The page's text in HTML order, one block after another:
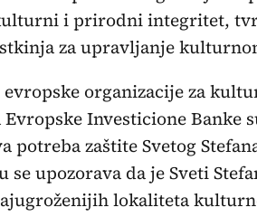
i prirodni integritet,
za upravljanje
organizacije za
Investicione Banke
potreba zaštite Svetog
se upozorava da je Sveti
lokaliteta